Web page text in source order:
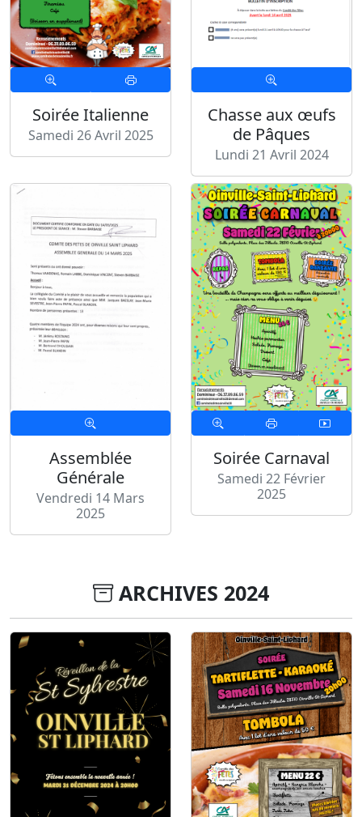
Soirée Italienne
Samedi 26 Avril 2025
Chasse aux œufs
de Pâques
Lundi 21 Avril 2024
Assemblée
Générale
Vendredi 14 Mars
2025
Soirée Carnaval
Samedi 22 Février
2025
ARCHIVES 2024